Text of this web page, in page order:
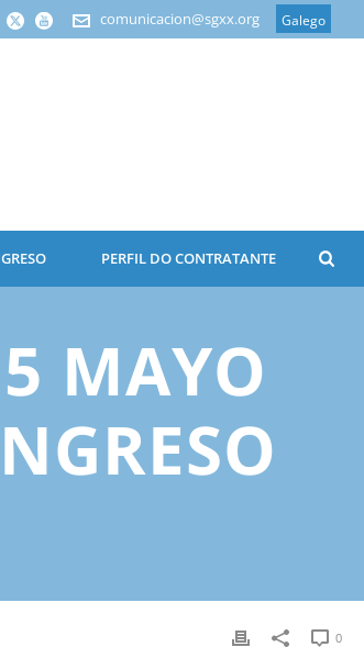
Galego
comunicacion@sgxx.org
PERFIL DO CONTRATANTE
MAYO
0